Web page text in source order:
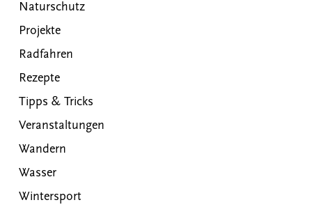
Naturschutz
Projekte
Radfahren
Rezepte
Tipps & Tricks
Veranstaltungen
Wandern
Wasser
Wintersport